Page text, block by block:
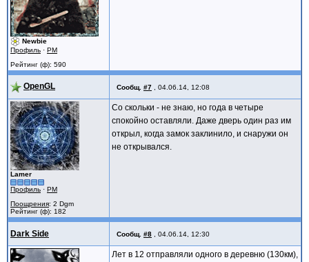
Newbie
Профиль · PM
Рейтинг (ф): 590
OpenGL Сообщ. #7 04.06.14, 12:08
Lamer
Профиль · PM
Поощрения: 2 Dgm
Рейтинг (ф): 182
Со скольки - не знаю, но года в четыре
спокойно оставляли. Даже дверь один раз им
открыл, когда замок заклинило, и снаружи он
не открывался.
Dark Side Сообщ. #8 04.06.14, 12:30
Лет в 12 отправляли одного в деревню (130км),